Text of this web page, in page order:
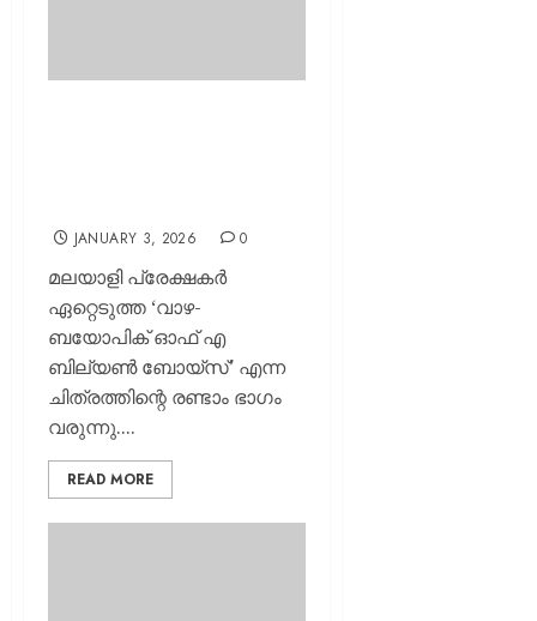
JANUARY 3, 2026 0
മലയാളി പ്രേക്ഷകർ
ഏറ്റെടുത്ത ‘വാഴ-
ബയോപിക് ഓഫ് എ
ബില്യൺ ബോയ്സ്’ എന്ന
ചിത്രത്തിന്റെ രണ്ടാം ഭാഗം
വരുന്നു....
READ MORE